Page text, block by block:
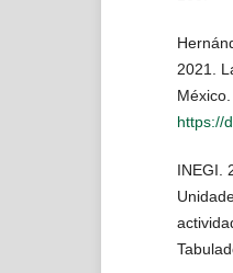
2021.
https://
INEGI.